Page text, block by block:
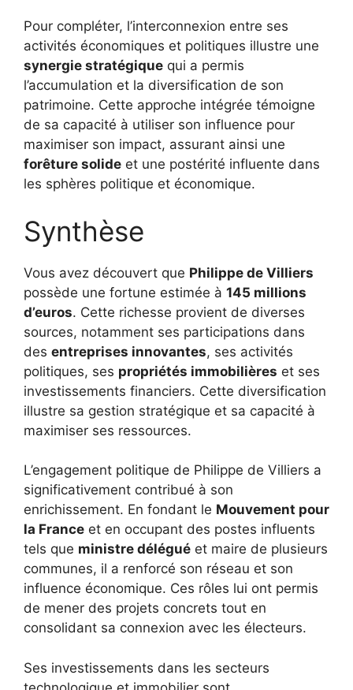
Pour compléter, l’interconnexion entre ses
activités économiques et politiques illustre une
synergie stratégique qui a permis
l’accumulation et la diversification de son
patrimoine. Cette approche intégrée témoigne
de sa capacité à utiliser son influence pour
maximiser son impact, assurant ainsi une
forêture solide et une postérité influente dans
les sphères politique et économique.
Synthèse
Vous avez découvert que Philippe de Villiers
possède une fortune estimée à 145 millions
d’euros. Cette richesse provient de diverses
sources, notamment ses participations dans
des entreprises innovantes, ses activités
politiques, ses propriétés immobilières et ses
investissements financiers. Cette diversification
illustre sa gestion stratégique et sa capacité à
maximiser ses ressources.
L’engagement politique de Philippe de Villiers a
significativement contribué à son
enrichissement. En fondant le Mouvement pour
la France et en occupant des postes influents
tels que ministre délégué et maire de plusieurs
communes, il a renforcé son réseau et son
influence économique. Ces rôles lui ont permis
de mener des projets concrets tout en
consolidant sa connexion avec les électeurs.
Ses investissements dans les secteurs